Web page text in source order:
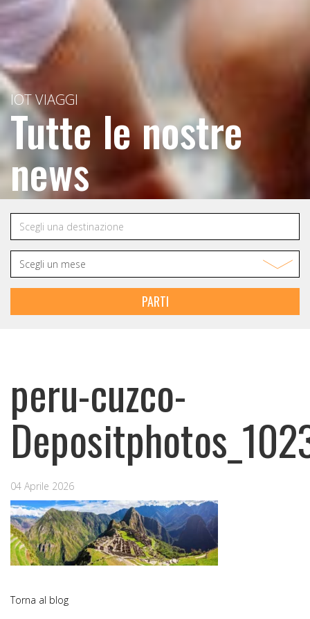
IOT VIAGGI
Tutte le nostre
news
PARTI
peru-cuzco-
04 Aprile 2026
Torna al blog